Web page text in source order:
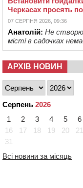
Черкасах просять
07 СЕРПНЯ 2026, 09:36
Анатолій: Не
місті в садочках
АРХІВ НОВИН
Серпень 2026
1
2 3 4 5 6
16
17 18 19 20 21
31
Всі новини за місяць